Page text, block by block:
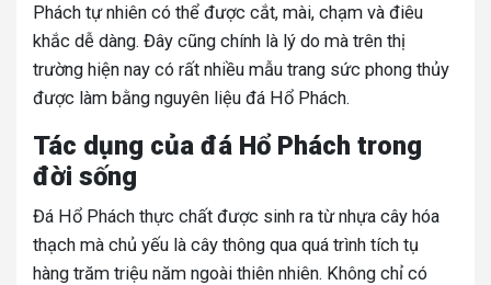
Phách tự nhiên có thể được cắt, mài, chạm và điêu
khắc dễ dàng. Đây cũng chính là lý do mà trên thị
trường hiện nay có rất nhiều mẫu trang sức phong thủy
được làm bằng nguyên liệu đá Hổ Phách.
Tác dụng của đá Hổ Phách trong
đời sống
Đá Hổ Phách thực chất được sinh ra từ nhựa cây hóa
thạch mà chủ yếu là cây thông qua quá trình tích tụ
hàng trăm triệu năm ngoài thiên nhiên. Không chỉ có